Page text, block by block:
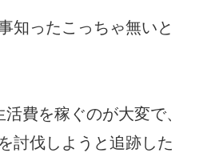
知ったこっちゃ無いと
費を稼ぐのが大変で、
討伐しようと追跡した